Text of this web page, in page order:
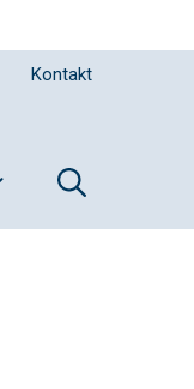
Kontakt